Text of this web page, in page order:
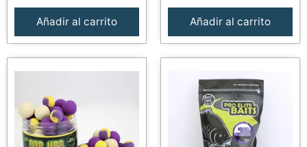
Añadir al carrito Añadir al carrito